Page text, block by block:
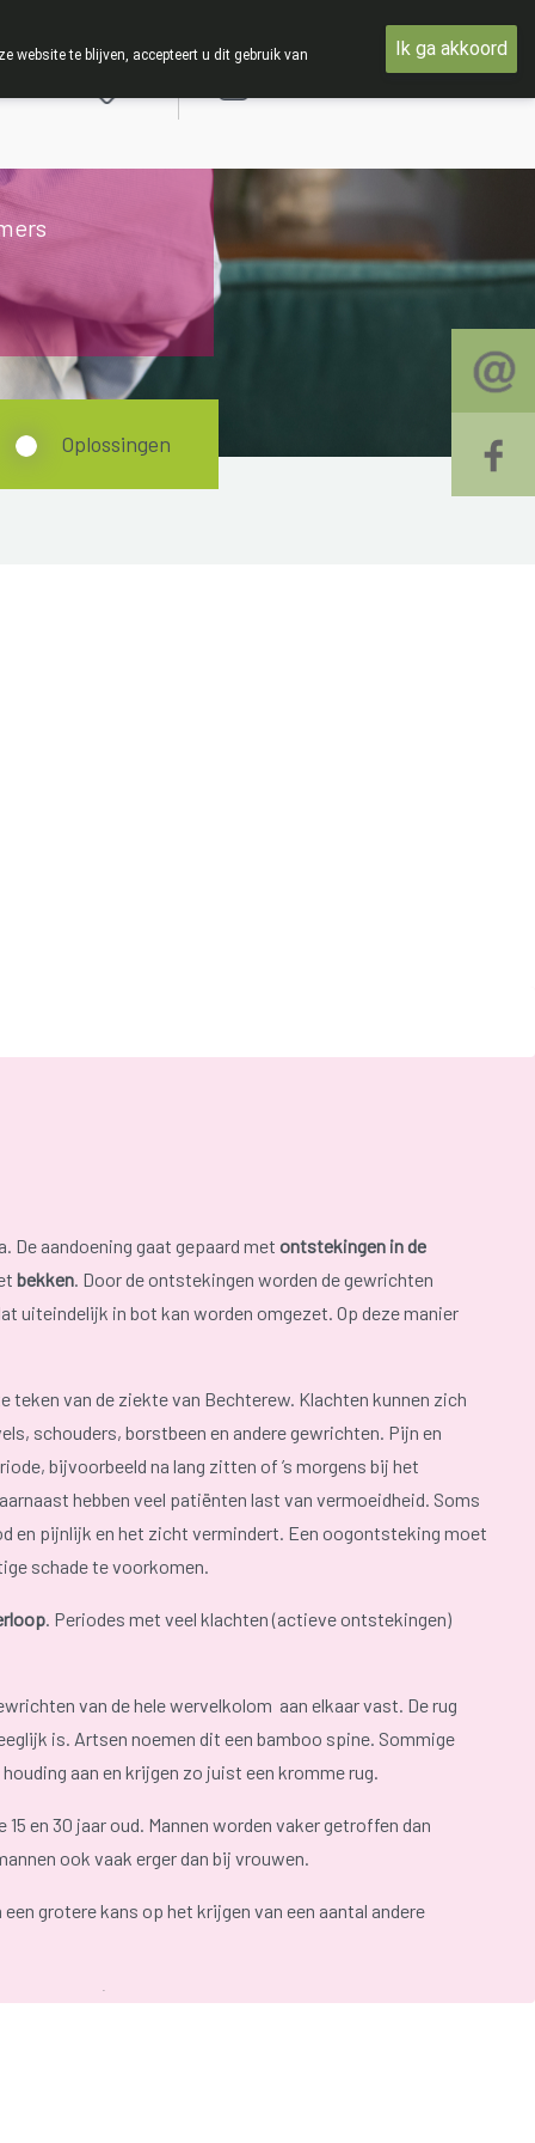
Oplossingen
De aandoening gaat gepaard met ontstekingen in de
bekken. Door de ontstekingen worden de gewrichten
uiteindelijk in bot kan worden omgezet. Op deze manier
teken van de ziekte van Bechterew. Klachten kunnen zich
schouders, borstbeen en andere gewrichten. Pijn en
bijvoorbeeld na lang zitten of ’s morgens bij het
hebben veel patiënten last van vermoeidheid. Soms
en pijnlijk en het zicht vermindert. Een oogontsteking moet
schade te voorkomen.
. Periodes met veel klachten (actieve ontstekingen)
van de hele wervelkolom aan elkaar vast. De rug
is. Artsen noemen dit een bamboo spine. Sommige
aan en krijgen zo juist een kromme rug.
en 30 jaar oud. Mannen worden vaker getroffen dan
ook vaak erger dan bij vrouwen.
grotere kans op het krijgen van een aantal andere
);
website te blijven, accepteert u dit gebruik van
Ik ga akkoord